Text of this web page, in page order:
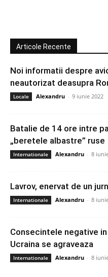
Articole Recente
Noi informatii despre
neautorizat deasupra
Locale Alexandru - 9 iunie 2022
Batalie de 14 ore intre
„beretele albastre” ruse
Internationale Alexandru - 8
Lavrov, enervat de un
Internationale Alexandru - 8
Consecintele negative
Ucraina se agraveaza
Internationale Alexandru - 8